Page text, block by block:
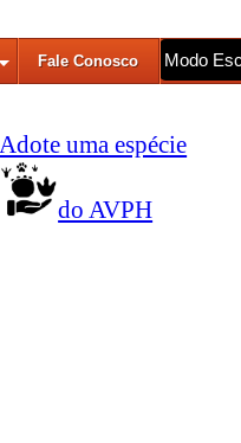
Fale Conosco Modo
Adote uma espécie
do AVPH